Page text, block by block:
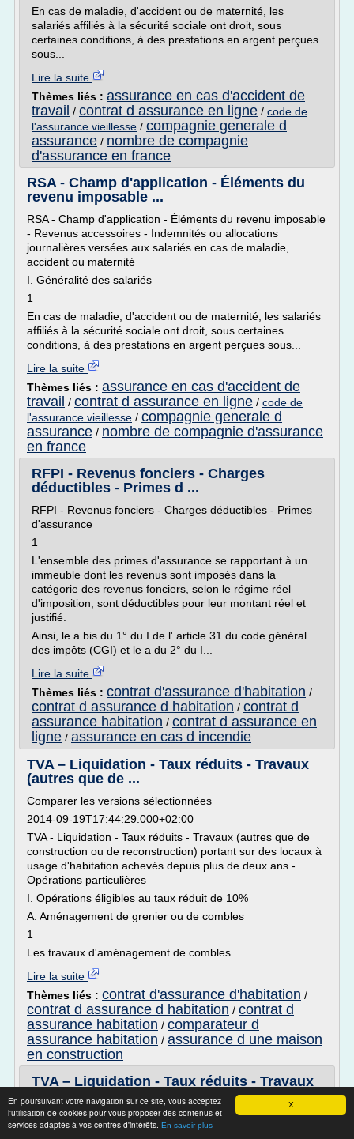
X
En poursuivant votre navigation sur ce site, vous acceptez
l'utilisation de cookies pour vous proposer des contenus et
services adaptés à vos centres d'intérêts. En savoir plus
En cas de maladie, d'accident ou de maternité, les
salariés affiliés à la sécurité sociale ont droit, sous
certaines conditions, à des prestations en argent perçues
sous...
Lire la suite
Thèmes liés : assurance en cas d'accident de
travail / contrat d assurance en ligne / code de
l'assurance vieillesse / compagnie generale d
assurance / nombre de compagnie
d'assurance en france
RSA - Champ d'application - Éléments du
revenu imposable ...
RSA - Champ d'application - Éléments du revenu imposable
- Revenus accessoires - Indemnités ou allocations
journalières versées aux salariés en cas de maladie,
accident ou maternité
I. Généralité des salariés
1
En cas de maladie, d'accident ou de maternité, les salariés
affiliés à la sécurité sociale ont droit, sous certaines
conditions, à des prestations en argent perçues sous...
Lire la suite
Thèmes liés : assurance en cas d'accident de
travail / contrat d assurance en ligne / code de
l'assurance vieillesse / compagnie generale d
assurance / nombre de compagnie d'assurance
en france
RFPI - Revenus fonciers - Charges
déductibles - Primes d ...
RFPI - Revenus fonciers - Charges déductibles - Primes
d'assurance
1
L'ensemble des primes d'assurance se rapportant à un
immeuble dont les revenus sont imposés dans la
catégorie des revenus fonciers, selon le régime réel
d'imposition, sont déductibles pour leur montant réel et
justifié.
Ainsi, le a bis du 1° du I de l' article 31 du code général
des impôts (CGI) et le a du 2° du I...
Lire la suite
Thèmes liés : contrat d'assurance d'habitation /
contrat d assurance d habitation / contrat d
assurance habitation / contrat d assurance en
ligne / assurance en cas d incendie
TVA – Liquidation - Taux réduits - Travaux
(autres que de ...
Comparer les versions sélectionnées
2014-09-19T17:44:29.000+02:00
TVA - Liquidation - Taux réduits - Travaux (autres que de
construction ou de reconstruction) portant sur des locaux à
usage d'habitation achevés depuis plus de deux ans -
Opérations particulières
I. Opérations éligibles au taux réduit de 10%
A. Aménagement de grenier ou de combles
1
Les travaux d'aménagement de combles...
Lire la suite
Thèmes liés : contrat d'assurance d'habitation /
contrat d assurance d habitation / contrat d
assurance habitation / comparateur d
assurance habitation / assurance d une maison
en construction
TVA – Liquidation - Taux réduits - Travaux
(autres que de ...
Comparer les versions sélectionnées